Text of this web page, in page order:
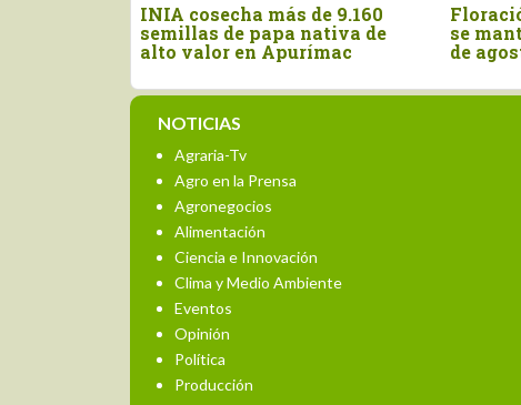
más de 9.160
papa nativa de
Floración de mango en Piura
se mantiene en 10% al inicio
de agosto
NOTICIAS
Agraria-Tv
Agro en la Prensa
Agronegocios
Alimentación
Ciencia e Innovación
Clima y Medio Ambiente
Eventos
Opinión
Política
Producción